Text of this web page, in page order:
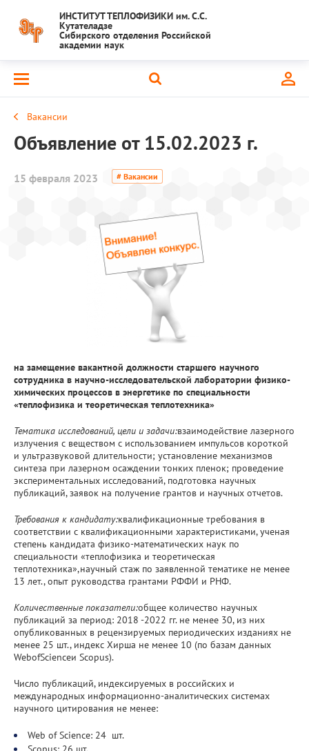
ИНСТИТУТ ТЕПЛОФИЗИКИ им. С.С.
Кутателадзе
Сибирского отделения Российской
академии наук
Вакансии
Объявление от 15.02.2023 г.
15 февраля 2023 # Вакансии
на замещение вакантной должности старшего научного
сотрудника в научно-исследовательской лаборатории физико-
химических процессов в энергетике по специальности
«теплофизика и теоретическая теплотехника»
Тематика исследований, цели и задачи:взаимодействие лазерного
излучения с веществом с использованием импульсов короткой
и ультразвуковой длительности; установление механизмов
синтеза при лазерном осаждении тонких пленок; проведение
экспериментальных исследований, подготовка научных
публикаций, заявок на получение грантов и научных отчетов.
Требования к кандидату:квалификационные требования в
соответствии с квалификационными характеристиками, ученая
степень кандидата физико-математических наук по
специальности «теплофизика и теоретическая
теплотехника»,научный стаж по заявленной тематике не менее
13 лет., опыт руководства грантами РФФИ и РНФ.
Количественные показатели:общее количество научных
публикаций за период: 2018 -2022 гг. не менее 30, из них
опубликованных в рецензируемых периодических изданиях не
менее 25 шт., индекс Хирша не менее 10 (по базам данных
WebofScienceи Scopus).
Число публикаций, индексируемых в российских и
международных информационно-аналитических системах
научного цитирования не менее:
Web of Science: 24 шт.